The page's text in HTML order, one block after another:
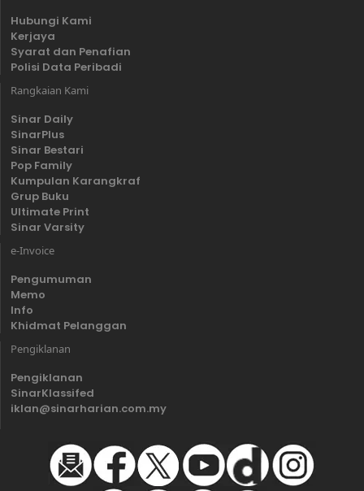
Hubungi Kami
Kerjaya
Syarat dan Penafian
Polisi Data Peribadi
Rangkaian Kami
Sinar Daily
SinarPlus
Sinar Bestari
Pop Family
Kumpulan Karangkraf
Grup Buku
Ultimate Print
Sinar Varsity
e-Invoice
Pengumuman
Memo
Info
Khidmat Pelanggan
Pengiklanan
Pengiklanan
SinarKlassifed
iklan@sinarharian.com.my